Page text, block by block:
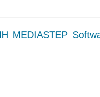
MEDIASTEP